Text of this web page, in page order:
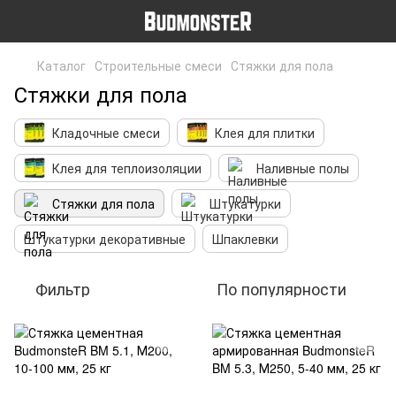
Каталог Строительные смеси Стяжки для пола
Стяжки для пола
Кладочные смеси
Клея для плитки
Клея для теплоизоляции
Наливные полы
Стяжки для пола
Штукатурки
Штукатурки декоративные
Шпаклевки
Фильтр По популярности